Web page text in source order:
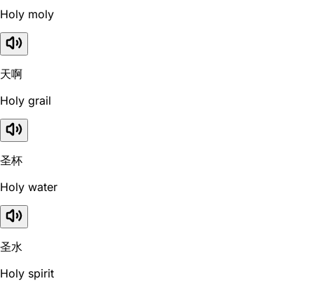
Holy moly
天啊
Holy grail
圣杯
Holy water
圣水
Holy spirit